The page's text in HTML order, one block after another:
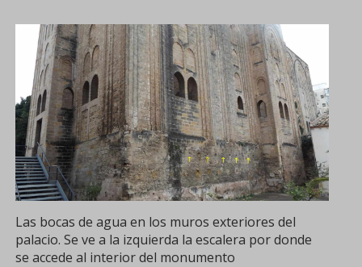
Las bocas de agua en los muros exteriores del
palacio. Se ve a la izquierda la escalera por donde
se accede al interior del monumento